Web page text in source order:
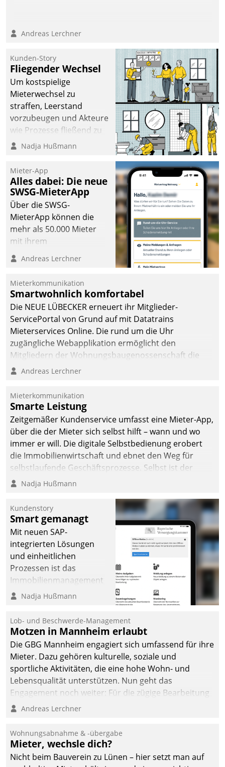
Andreas Lerchner
Kunden-Story
Fliegender Wechsel
Um kostspielige
Mieterwechsel zu
straffen, Leerstand
vorzubeugen und Akteure
wie Prozesse fließend zu
vernetzen, nutzt die
Jahresbeginn eine
Überblick, Einsicht und
Eingriff bietende Lösung.
Zur Entwicklung setzte
man auf
Cloudtechnologie,
bewährte und Startup-
agile Projektmethoden.
Nadja Hußmann
Mieter-App
Alles dabei: Die neue
SWSG-MieterApp
Über die SWSG-
MieterApp können die
mehr als 50.000 Mieter
mit ihrem
Wohnungsunternehmen
kommunizieren, auf dem
einsehen und ändern
oder
Schadensmeldungen
abgeben – rund um die
Uhr.
Andreas Lerchner
Mieterkommunikation
Smartwohnlich komfortabel
Die NEUE LÜBECKER erneuert ihr Mitglieder-
ServicePortal von Grund auf mit Datatrains
Mieterservices Online. Die rund um die Uhr
zugängliche Webapplikation ermöglicht den
Mitgliedern der Wohnungs­bau­genossenschaft die
Kontaktaufnahme per Smartphone, Tablet oder PC.
Andreas Lerchner
Mieterkommunikation
Smarte Leistung
Zeitgemäßer Kundenservice umfasst eine Mieter-App,
über die der Mieter sich selbst hilft – wann und wo
immer er will. Die digitale Selbstbedienung erobert
die Immobilienwirtschaft und ebnet den Weg für
selbstlaufende Geschäftsprozesse. Selbst ist der
Kunde und smart der Serviceanbieter.
Nadja Hußmann
Kundenstory
Smart gemanagt
Mit neuen SAP-
integrierten Lösungen
und einheitlichen
Prozessen ist das
Immobilienmanagement
der Bayerischen
Ressort Kapitalanlage für
künftige Aufgaben und
Herausforderungen
gerüstet.
Nadja Hußmann
Lob- und Beschwerde-Management
Motzen in Mannheim erlaubt
Die GBG Mannheim engagiert sich umfassend für ihre
Mieter. Dazu gehören kulturelle, soziale und
sportliche Aktivitäten, die eine hohe Wohn- und
Lebensqualität unterstützen. Nun geht das
Engagement noch weiter: Für die zügige Bearbeitung
von Beschwerden – oder Lob – richtet das
und Beschwerde-Management einen eigenen Kanal
ein.
Andreas Lerchner
Wohnungsabnahme & -übergabe
Mieter, wechsle dich?
Nicht beim Bauverein zu Lünen – hier setzt man auf